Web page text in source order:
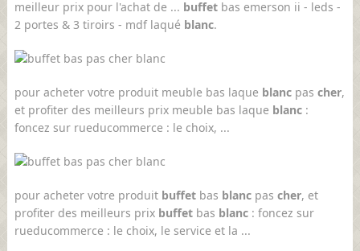
meilleur prix pour l'achat de ... buffetbas emerson ii - leds -
2 portes & 3 tiroirs - mdf laqué blanc.
pour acheter votre produit meuble bas laque blancpas cher,
et profiter des meilleurs prix meuble bas laque blanc:
foncez sur rueducommerce : le choix, ...
pour acheter votre produit buffetbas blancpas cher, et
profiter des meilleurs prix buffetbas blanc: foncez sur
rueducommerce : le choix, le service et la ...